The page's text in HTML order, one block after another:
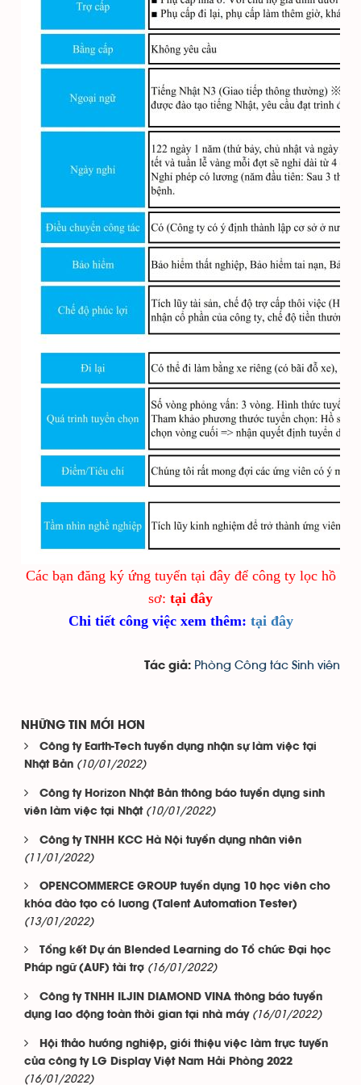
Các bạn đăng ký ứng tuyển tại đây để công ty lọc hồ
sơ: tại đây
Chi tiết công việc xem thêm: tại đây
Tác giả: Phòng Công tác Sinh viên
NHỮNG TIN MỚI HƠN
Công ty Earth-Tech tuyển dụng nhận sự làm việc tại
Nhật Bản (10/01/2022)
Công ty Horizon Nhật Bản thông báo tuyển dụng sinh
viên làm việc tại Nhật (10/01/2022)
Công ty TNHH KCC Hà Nội tuyển dụng nhân viên
(11/01/2022)
OPENCOMMERCE GROUP tuyển dụng 10 học viên cho
khóa đào tạo có lương (Talent Automation Tester)
(13/01/2022)
Tổng kết Dự án Blended Learning do Tổ chức Đại học
Pháp ngữ (AUF) tài trợ (16/01/2022)
Công ty TNHH ILJIN DIAMOND VINA thông báo tuyển
dụng lao động toàn thời gian tại nhà máy (16/01/2022)
Hội thảo hướng nghiệp, giới thiệu việc làm trực tuyến
của công ty LG Display Việt Nam Hải Phòng 2022
(16/01/2022)